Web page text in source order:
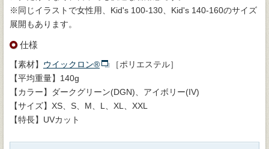
※同じイラストで女性用、Kid's 100-130、Kid's 140-160のサイズ
展開もあります。
仕様
【素材】 ウイックロン®
［ポリエステル］
【平均重量】140g
【カラー】ダークグリーン(DGN)、アイボリー(IV)
【サイズ】XS、S、M、L、XL、XXL
【特長】UVカット